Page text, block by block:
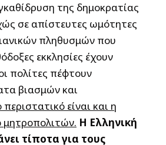
της δημοκρατίας
σε απίστευτες ωμότητες
πληθυσμών που
εκκλησίες έχουν
πολίτες πέφτουν
βιασμών και
περιστατικό είναι και η
Η Ελληνική
τίποτα για τους